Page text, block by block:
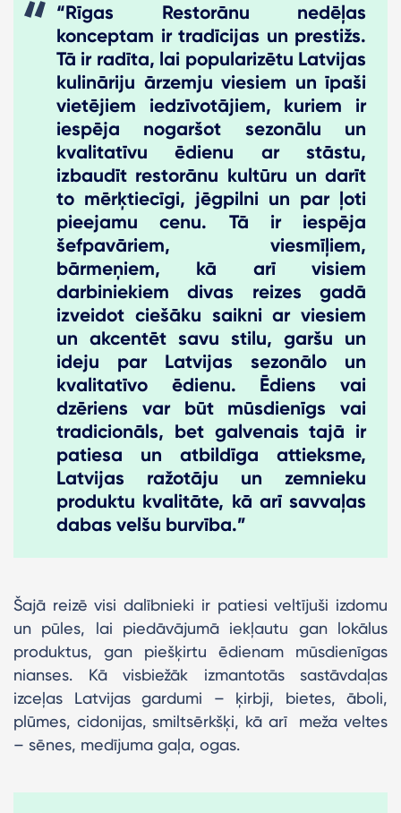
“Rīgas Restorānu nedēļas
konceptam ir tradīcijas un prestižs.
Tā ir radīta, lai popularizētu Latvijas
kulināriju ārzemju viesiem un īpaši
vietējiem iedzīvotājiem, kuriem ir
iespēja nogaršot sezonālu un
kvalitatīvu ēdienu ar stāstu,
izbaudīt restorānu kultūru un darīt
to mērķtiecīgi, jēgpilni un par ļoti
pieejamu cenu. Tā ir iespēja
šefpavāriem, viesmīļiem,
bārmeņiem, kā arī visiem
darbiniekiem divas reizes gadā
izveidot ciešāku saikni ar viesiem
un akcentēt savu stilu, garšu un
ideju par Latvijas sezonālo un
kvalitatīvo ēdienu. Ēdiens vai
dzēriens var būt mūsdienīgs vai
tradicionāls, bet galvenais tajā ir
patiesa un atbildīga attieksme,
Latvijas ražotāju un zemnieku
produktu kvalitāte, kā arī savvaļas
dabas velšu burvība.”
Šajā reizē visi dalībnieki ir patiesi veltījuši izdomu
un pūles, lai piedāvājumā iekļautu gan lokālus
produktus, gan piešķirtu ēdienam mūsdienīgas
nianses. Kā visbiežāk izmantotās sastāvdaļas
izceļas Latvijas gardumi – ķirbji, bietes, āboli,
plūmes, cidonijas, smiltsērkšķi, kā arī meža veltes
– sēnes, medījuma gaļa, ogas.